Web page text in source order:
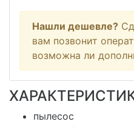
Нашли дешевле?
вам позвонит
возможна ли
пылесос